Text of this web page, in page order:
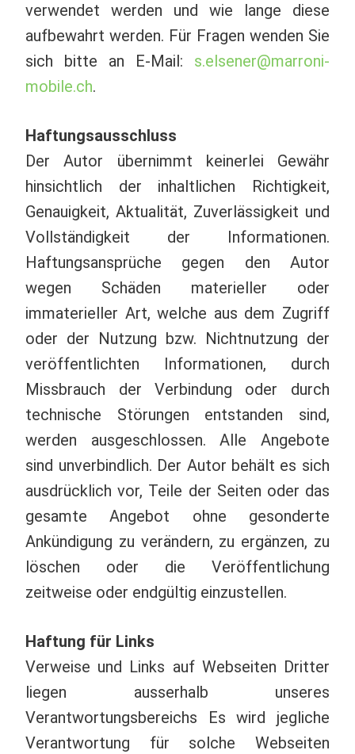
verwendet werden und wie lange diese
aufbewahrt werden. Für Fragen wenden Sie
sich bitte an E-Mail: s.elsener@marroni-
mobile.ch.
Haftungsausschluss
Der Autor übernimmt keinerlei Gewähr
hinsichtlich der inhaltlichen Richtigkeit,
Genauigkeit, Aktualität, Zuverlässigkeit und
Vollständigkeit der Informationen.
Haftungsansprüche gegen den Autor
wegen Schäden materieller oder
immaterieller Art, welche aus dem Zugriff
oder der Nutzung bzw. Nichtnutzung der
veröffentlichten Informationen, durch
Missbrauch der Verbindung oder durch
technische Störungen entstanden sind,
werden ausgeschlossen. Alle Angebote
sind unverbindlich. Der Autor behält es sich
ausdrücklich vor, Teile der Seiten oder das
gesamte Angebot ohne gesonderte
Ankündigung zu verändern, zu ergänzen, zu
löschen oder die Veröffentlichung
zeitweise oder endgültig einzustellen.
Haftung für Links
Verweise und Links auf Webseiten Dritter
liegen ausserhalb unseres
Verantwortungsbereichs Es wird jegliche
Verantwortung für solche Webseiten